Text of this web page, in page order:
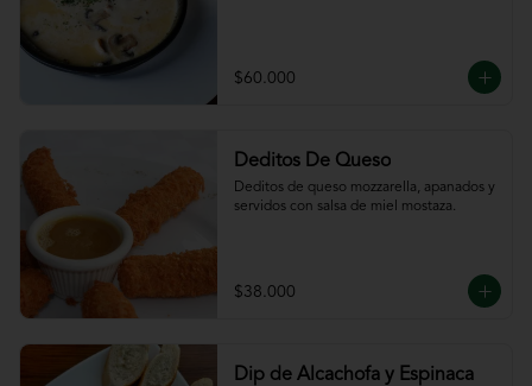
$60.000
Deditos De Queso
Deditos de queso mozzarella, apanados y
servidos con salsa de miel mostaza.
$38.000
Dip de Alcachofa y Espinaca